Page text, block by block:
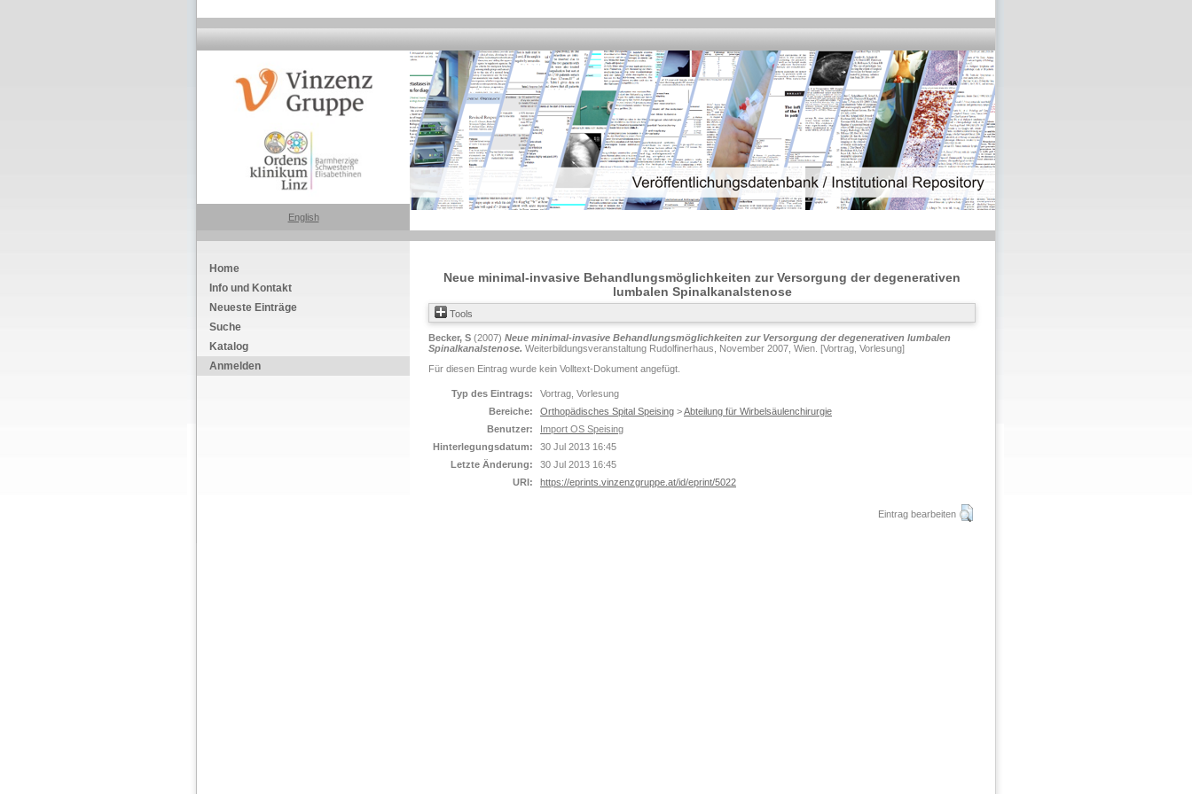
English
Home
Info und Kontakt
Neueste Einträge
Suche
Katalog
Anmelden
Neue minimal-invasive Behandlungsmöglichkeiten zur Versorgung der degenerativen
lumbalen Spinalkanalstenose
Tools
Becker, S (2007) Neue minimal-invasive Behandlungsmöglichkeiten zur Versorgung der degenerativen lumbalen
Spinalkanalstenose. Weiterbildungsveranstaltung Rudolfinerhaus, November 2007, Wien. [Vortrag, Vorlesung]
Für diesen Eintrag wurde kein Volltext-Dokument angefügt.
Typ des Eintrags:
Vortrag, Vorlesung
Bereiche:
Orthopädisches Spital Speising >Abteilung für Wirbelsäulenchirurgie
Benutzer:
Import OS Speising
Hinterlegungsdatum:
30 Jul 2013 16:45
Letzte Änderung:
30 Jul 2013 16:45
URI:
https://eprints.vinzenzgruppe.at/id/eprint/5022
Eintrag bearbeiten